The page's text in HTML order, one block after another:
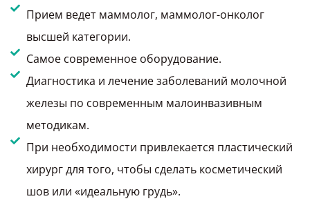
Прием ведет маммолог, маммолог-онколог
высшей категории.
Самое современное оборудование.
Диагностика и лечение заболеваний молочной
железы по современным малоинвазивным
методикам.
При необходимости привлекается пластический
хирург для того, чтобы сделать косметический
шов или «идеальную грудь».